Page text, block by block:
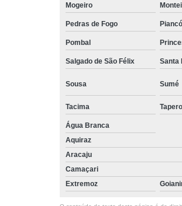
Mogeiro
Pedras de Fogo Piancó
Pombal
Salgado de São Félix Santa
Sousa Sumé
Tacima
Água Branca
Aquiraz
Aracaju
Camaçari
Extremoz